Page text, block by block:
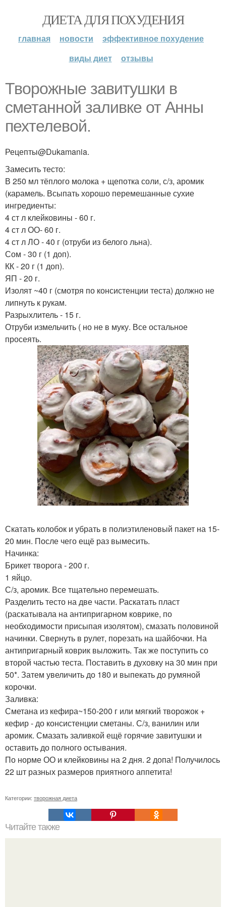
ДИЕТА ДЛЯ ПОХУДЕНИЯ
главная новости
эффективное похудение
виды диет
отзывы
Творожные завитушки в
сметанной заливке от Анны
пехтелевой.
Рецепты@Dukamania.
Замесить тесто:
В 250 мл тёплого молока + щепотка соли, с/з, аромик
(карамель. Всыпать хорошо перемешанные сухие
ингредиенты:
4 ст л клейковины - 60 г.
4 ст л ОО- 60 г.
4 ст л ЛО - 40 г (отруби из белого льна).
Сом - 30 г (1 доп).
КК - 20 г (1 доп).
ЯП - 20 г.
Изолят ~40 г (смотря по консистенции теста) должно не
липнуть к рукам.
Разрыхлитель - 15 г.
Отруби измельчить ( но не в муку. Все остальное
просеять.
Скатать колобок и убрать в полиэтиленовый пакет на 15-
20 мин. После чего ещё раз вымесить.
Начинка:
Брикет творога - 200 г.
1 яйцо.
С/з, аромик. Все тщательно перемешать.
Разделить тесто на две части. Раскатать пласт
(раскатывала на антипригарном коврике, по
необходимости присыпая изолятом), смазать половиной
начинки. Свернуть в рулет, порезать на шайбочки. На
антипригарный коврик выложить. Так же поступить со
второй частью теста. Поставить в духовку на 30 мин при
50*. Затем увеличить до 180 и выпекать до румяной
корочки.
Заливка:
Сметана из кефира~150-200 г или мягкий творожок +
кефир - до консистенции сметаны. С/з, ванилин или
аромик. Смазать заливкой ещё горячие завитушки и
оставить до полного остывания.
По норме ОО и клейковины на 2 дня. 2 допа! Получилось
22 шт разных размеров приятного аппетита!
Категории: творожная диета
Читайте также